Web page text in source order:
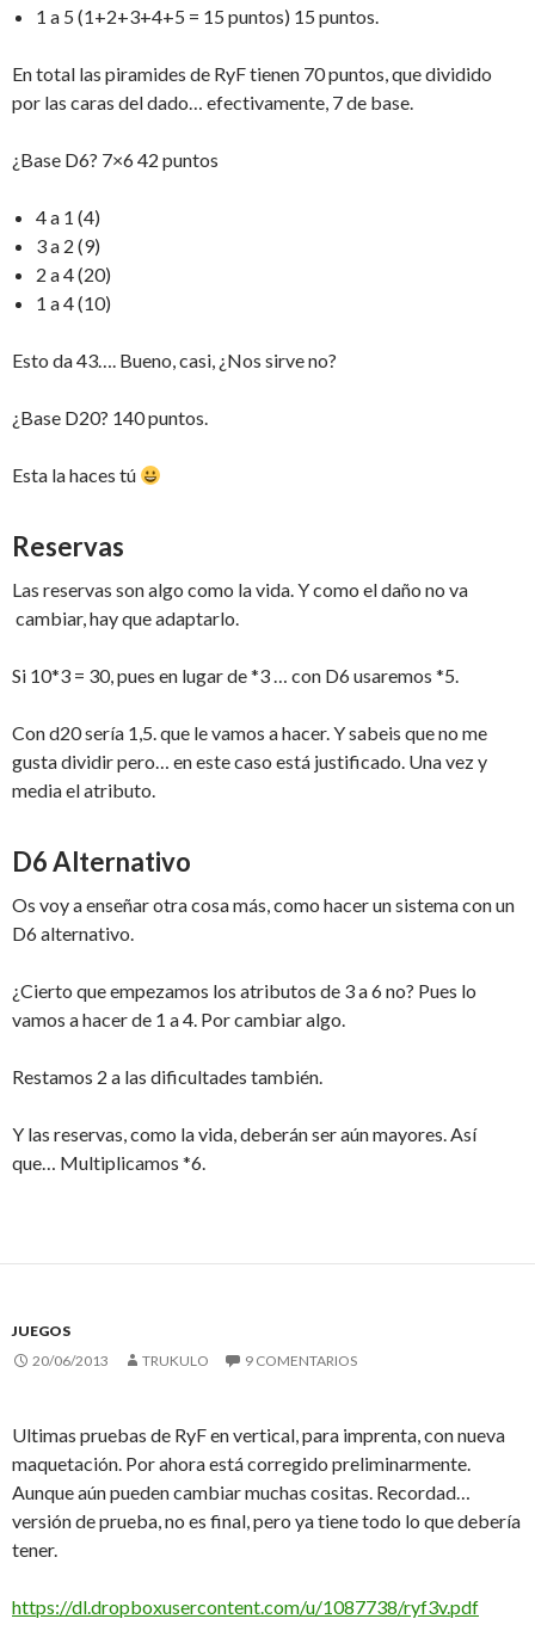
1 a 5 (1+2+3+4+5 = 15 puntos) 15 puntos.
En total las piramides de RyF tienen 70 puntos, que dividido
por las caras del dado… efectivamente, 7 de base.
¿Base D6? 7×6 42 puntos
4 a 1 (4)
3 a 2 (9)
2 a 4 (20)
1 a 4 (10)
Esto da 43…. Bueno, casi, ¿Nos sirve no?
¿Base D20? 140 puntos.
Esta la haces tú
Reservas
Las reservas son algo como la vida. Y como el daño no va
cambiar, hay que adaptarlo.
Si 10*3 = 30, pues en lugar de *3 … con D6 usaremos *5.
Con d20 sería 1,5. que le vamos a hacer. Y sabeis que no me
gusta dividir pero… en este caso está justificado. Una vez y
media el atributo.
D6 Alternativo
Os voy a enseñar otra cosa más, como hacer un sistema con un
D6 alternativo.
¿Cierto que empezamos los atributos de 3 a 6 no? Pues lo
vamos a hacer de 1 a 4. Por cambiar algo.
Restamos 2 a las dificultades también.
Y las reservas, como la vida, deberán ser aún mayores. Así
que… Multiplicamos *6.
JUEGOS
20/06/2013
TRUKULO 9 COMENTARIOS
Ultimas pruebas de RyF en vertical, para imprenta, con nueva
maquetación. Por ahora está corregido preliminarmente.
Aunque aún pueden cambiar muchas cositas. Recordad…
versión de prueba, no es final, pero ya tiene todo lo que debería
tener.
https://dl.dropboxusercontent.com/u/1087738/ryf3v.pdf